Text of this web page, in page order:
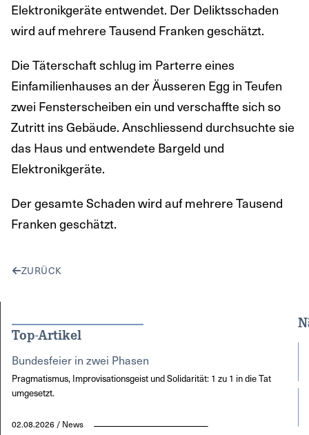
Elektronikgeräte entwendet. Der Deliktsschaden
wird auf mehrere Tausend Franken geschätzt.
Die Täterschaft schlug im Parterre eines
Einfamilienhauses an der Äusseren Egg in Teufen
zwei Fensterscheiben ein und verschaffte sich so
Zutritt ins Gebäude. Anschliessend durchsuchte sie
das Haus und entwendete Bargeld und
Elektronikgeräte.
Der gesamte Schaden wird auf mehrere Tausend
Franken geschätzt.
ZURÜCK
Top-Artikel
Bundesfeier in zwei Phasen
Pragmatismus, Improvisationsgeist und Solidarität: 1 zu 1 in die Tat
umgesetzt.
02.08.2026 / News